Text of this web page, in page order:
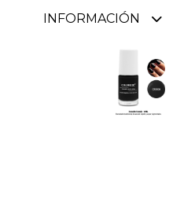
INFORMACIÓN